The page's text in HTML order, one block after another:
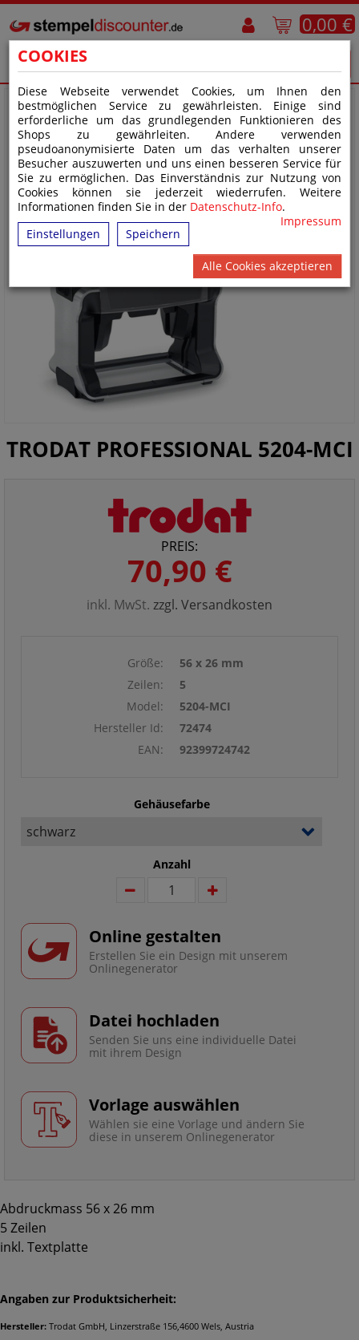
COOKIES
Diese Webseite verwendet Cookies, um Ihnen den
bestmöglichen Service zu gewährleisten. Einige sind
erforderliche um das grundlegenden Funktionieren des
Shops zu gewährleiten. Andere verwenden
pseudoanonymisierte Daten um das verhalten unserer
Besucher auszuwerten und uns einen besseren Service für
Sie zu ermöglichen. Das Einverständnis zur Nutzung von
Cookies können sie jederzeit wiederrufen. Weitere
Informationen finden Sie in der Datenschutz-Info.
Impressum
Einstellungen
Speichern
Alle Cookies akzeptieren
0,00 €
TRODAT PROFESSIONAL 5204-MCI
PREIS:
70,90 €
inkl. MwSt. zzgl. Versandkosten
Größe:
56 x 26 mm
Zeilen:
5
Model:
5204-MCI
Hersteller Id:
72474
EAN:
92399724742
Gehäusefarbe
Anzahl
Online gestalten
Erstellen Sie ein Design mit unserem
Onlinegenerator
Datei hochladen
Senden Sie uns eine individuelle Datei
mit ihrem Design
Vorlage auswählen
Wählen sie eine Vorlage und ändern Sie
diese in unserem Onlinegenerator
Abdruckmass 56 x 26 mm
5 Zeilen
inkl. Textplatte
Angaben zur Produktsicherheit:
Hersteller: Trodat GmbH, Linzerstraße 156,4600 Wels, Austria